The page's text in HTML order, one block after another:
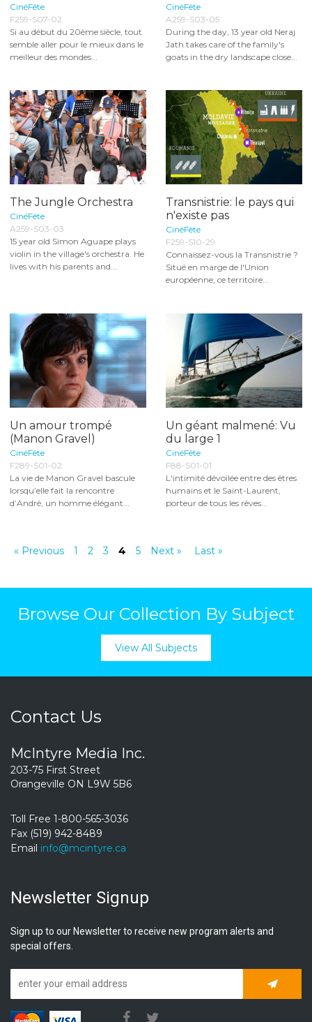
CinéFête
F259-S07-02
Si au début du 20ème siècle, tout
semble aller pour le mieux dans le
meilleur des mondes...
CinéFête
A259-S03-05
During the day, 13 year old Neraj
Jath takes care of the family's
goats in the dry landscape close...
The Jungle Orchestra
CinéFête
A259-S03-03
15 year old Simon Aguape plays
violin in the village's orchestra. He
lives with his parents and...
Transnistrie: le pays qui
n'existe pas
CinéFête
F259-S10-29
Connaissez-vous la Transnistrie ?
Situé en marge de l'Union
européenne, ce territoire...
Un amour trompé
(Manon Gravel)
CinéFête
F289-S01-02
La vie de Manon Gravel bascule
lorsqu’elle fait la rencontre
d’André, un homme élégant...
Un géant malmené: Vu
du large 1
CinéFête
F88-S01-01
L'intimité dévoilée entre des êtres
humains et le Saint-Laurent,
porteur de tous les rêves...
« Previous 1 2 3 4 5 Next » Last »
Browse Our Collection By Subject
View All Subjects
Contact Us
McIntyre Media Inc.
203-75 First Street
Orangeville ON L9W 5B6
Toll Free 1-800-565-3036
Fax (519) 942-8489
Email info@mcintyre.ca
Newsletter Signup
Sign up to our Newsletter to receive new program alerts and
special offers.